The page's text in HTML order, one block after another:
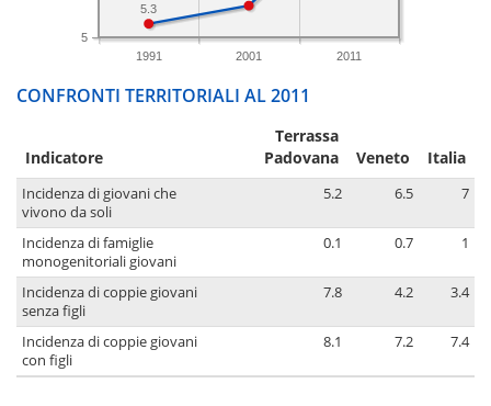
1991 2001 2011
5
5.3
CONFRONTI TERRITORIALI AL 2011
Indicatore
Terrassa
Padovana
Veneto Italia
Incidenza di giovani che
vivono da soli
5.2 6.5 7
Incidenza di famiglie
monogenitoriali giovani
0.1 0.7 1
Incidenza di coppie giovani
senza figli
7.8 4.2 3.4
Incidenza di coppie giovani
con figli
8.1 7.2 7.4